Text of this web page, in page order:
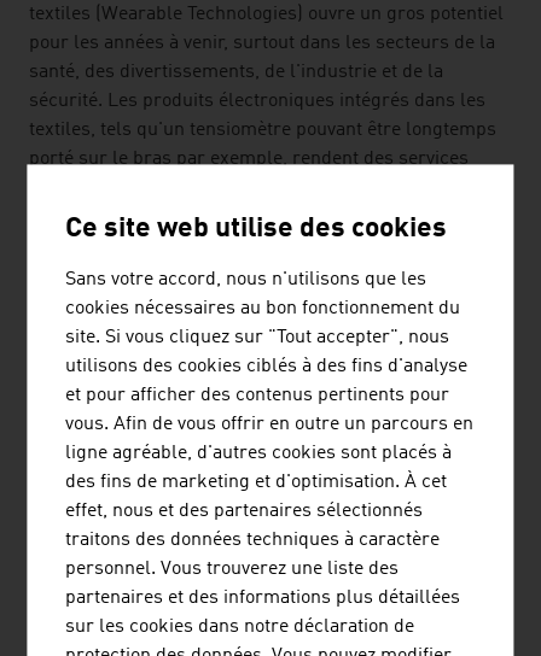
textiles (Wearable Technologies) ouvre un gros potentiel
pour les années à venir, surtout dans les secteurs de la
santé, des divertissements, de l'industrie et de la
sécurité. Les produits électroniques intégrés dans les
textiles, tels qu'un tensiomètre pouvant être longtemps
porté sur le bras par exemple, rendent des services
Internet.
Les textiles techniques tels que, par exemple, les
textiles de protection, les textiles utilisés dans
l'industrie, les textiles médicaux, les produits textiles
pour bâtiments ou pour l'équipement intérieur du
secteur automobile et aéronautique, ont une signification
toute particulière dans l'industrie textile autrichienne.
Dans ce secteur, le pays est leader européen.
ETHIQUE
Pour de nombreuses marques de mode autochtones, la
responsabilité pour l'Homme et l'environnement est très
importante, surtout pendant la production. Pour la
production, il prennent en considération
Ce site web utilise des cookies
Sans votre accord, nous n'utilisons que les
cookies nécessaires au bon fonctionnement du
site. Si vous cliquez sur "Tout accepter", nous
utilisons des cookies ciblés à des fins d'analyse
et pour afficher des contenus pertinents pour
vous. Afin de vous offrir en outre un parcours en
ligne agréable, d'autres cookies sont placés à
des fins de marketing et d'optimisation. À cet
effet, nous et des partenaires sélectionnés
traitons des données techniques à caractère
personnel. Vous trouverez une liste des
partenaires et des informations plus détaillées
sur les cookies dans notre déclaration de